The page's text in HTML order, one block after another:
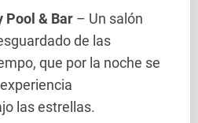
Pool & Bar – Un salón
de las
que por la noche se
las estrellas.